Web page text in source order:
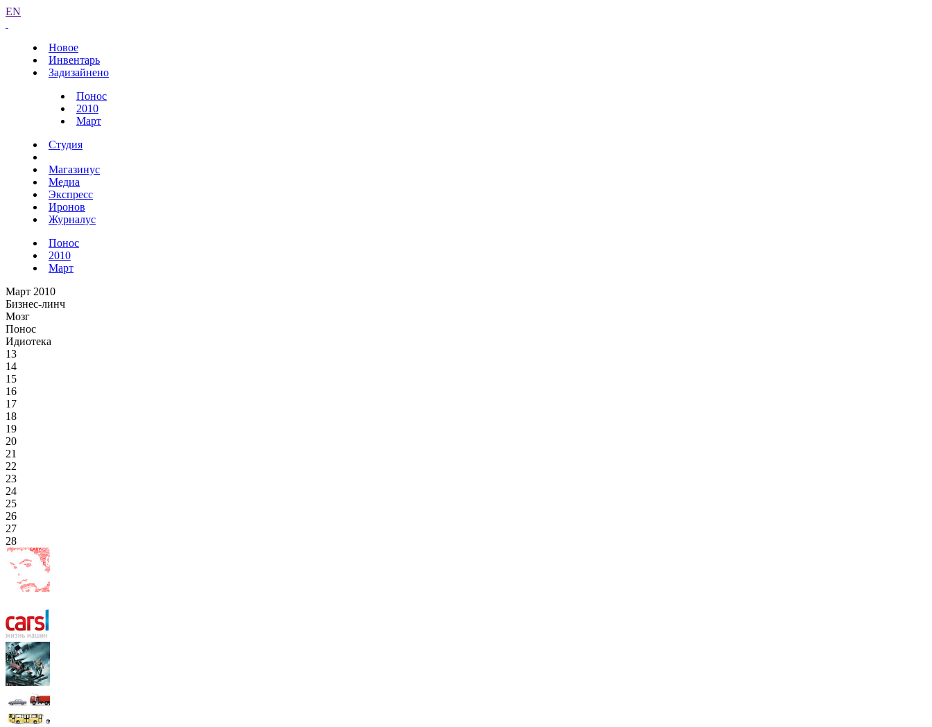
EN
Новое
Инвентарь
Задизайнено
Понос
2010
Март
Студия
Магазинус
Медиа
Экспресс
Иронов
Журналус
Понос
2010
Март
Март 2010
Бизнес-линч
Мозг
Понос
Идиотека
13
14
15
16
17
18
19
20
21
22
23
24
25
26
27
28